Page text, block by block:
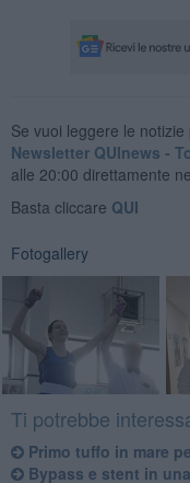
Se vuoi leggere le
Newsletter QUInews -
alle 20:00 direttamente
Basta cliccare QUI
Fotogallery
Ti potrebbe
Primo tuffo in mare
Bypass e stent in